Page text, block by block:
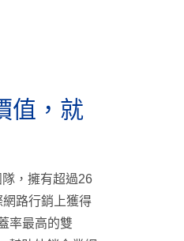
值，就
，擁有超過26
路行銷上獲得
率最高的雙